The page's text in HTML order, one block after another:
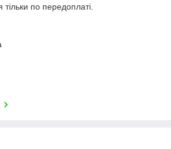
тільки по передоплаті.